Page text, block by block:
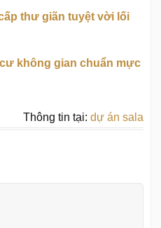
thư giãn tuyệt vời lối
không gian chuẩn mực
Thông tin tại: dự án sala